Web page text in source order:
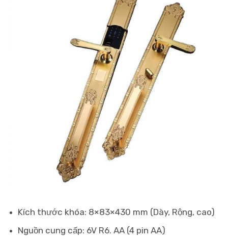
Kích thước khóa: 8×83×430 mm (Dày, Rộng, cao)
Nguồn cung cấp: 6V R6. AA (4 pin AA)